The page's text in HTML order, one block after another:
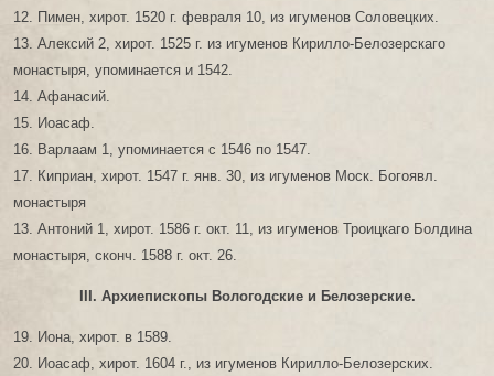
12. Пимен, хирот. 1520 г. февраля 10, из игуменов Соловецких.
13. Алексий 2, хирот. 1525 г. из игуменов Кирилло-Белозерскаго
монастыря, упоминается и 1542.
14. Афанасий.
15. Иоасаф.
16. Варлаам 1, упоминается с 1546 по 1547.
17. Киприан, хирот. 1547 г. янв. 30, из игуменов Моск. Богоявл.
монастыря
13. Антоний 1, хирот. 1586 г. окт. 11, из игуменов Троицкаго Болдина
монастыря, сконч. 1588 г. окт. 26.
III. Архиепископы Вологодские и Белозерские.
19. Иона, хирот. в 1589.
20. Иоасаф, хирот. 1604 г., из игуменов Кирилло-Белозерских.